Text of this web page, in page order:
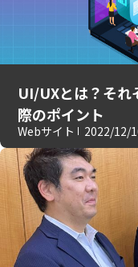
UI/UXとは？それ
際のポイント
Webサイト 2022/12/